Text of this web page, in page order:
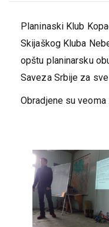
Planinaski Klub
Skijaškog Kluba
opštu planinarsku
Saveza Srbije za
Obradjene su